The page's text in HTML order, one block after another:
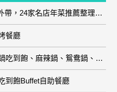
2024年菜預購、年菜宅配外帶，24家名店年菜推薦整理，圍爐輕鬆上菜團圓趣
餐廳
台中火鍋推薦|精選台中火鍋吃到飽、麻辣鍋、鴛鴦鍋、石頭火鍋、酸菜白肉鍋、海鮮鍋、燒酒雞、麻油雞、壽喜燒等熱門人氣火鍋店!
到飽Buffet自助餐廳